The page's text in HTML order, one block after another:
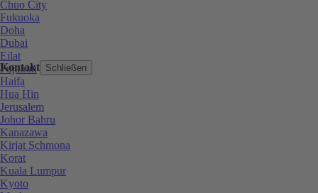
Kontakt Schließen
Chuo City
Fukuoka
Doha
Dubai
Eilat
Fujairah
Haifa
Hua Hin
Jerusalem
Johor Bahru
Kanazawa
Kirjat Schmona
Korat
Kuala Lumpur
Kyoto